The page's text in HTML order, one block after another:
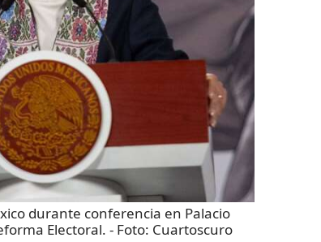
durante conferencia en Palacio
Electoral. - Foto: Cuartoscuro